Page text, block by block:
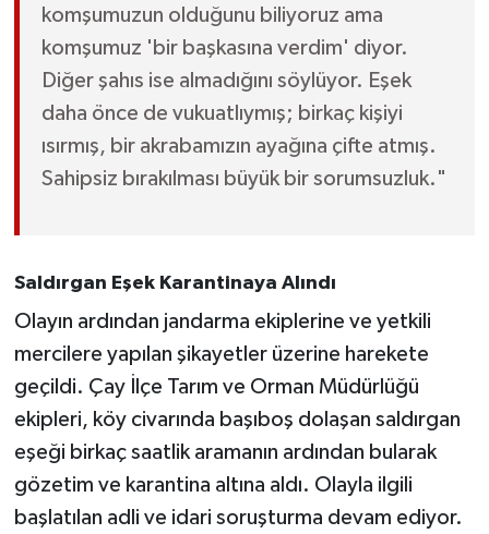
komşumuzun olduğunu biliyoruz ama
komşumuz 'bir başkasına verdim' diyor.
Diğer şahıs ise almadığını söylüyor. Eşek
daha önce de vukuatlıymış; birkaç kişiyi
ısırmış, bir akrabamızın ayağına çifte atmış.
Sahipsiz bırakılması büyük bir sorumsuzluk."
Saldırgan Eşek Karantinaya Alındı
Olayın ardından jandarma ekiplerine ve yetkili
mercilere yapılan şikayetler üzerine harekete
geçildi. Çay İlçe Tarım ve Orman Müdürlüğü
ekipleri, köy civarında başıboş dolaşan saldırgan
eşeği birkaç saatlik aramanın ardından bularak
gözetim ve karantina altına aldı. Olayla ilgili
başlatılan adli ve idari soruşturma devam ediyor.